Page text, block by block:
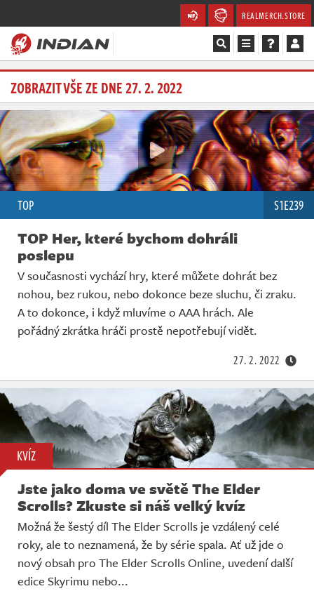
REALMERCH.STORE
Magazín
Recenze
Videa
Soutěže
Databáze
Komunita
Redakce
Živě
ZOBRAZIT VŠE ZE DNE 27. 2. 2022
TOP S1E239
TOP Her, které bychom dohráli
poslepu
V současnosti vychází hry, které můžete dohrát bez
nohou, bez rukou, nebo dokonce beze sluchu, či zraku.
A to dokonce, i když mluvíme o AAA hrách. Ale
pořádný zkrátka hráči prostě nepotřebují vidět.
27. 2. 2022
KVÍZ
Jste jako doma ve světě The Elder
Scrolls? Zkuste si náš velký kvíz
Možná že šestý díl The Elder Scrolls je vzdálený celé
roky, ale to neznamená, že by série spala. Ať už jde o
nový obsah pro The Elder Scrolls Online, uvedení další
edice Skyrimu nebo...